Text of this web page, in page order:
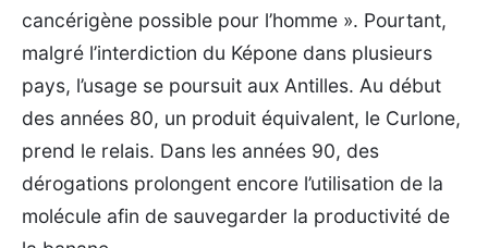
cancérigène possible pour l’homme ». Pourtant,
malgré l’interdiction du Képone dans plusieurs
pays, l’usage se poursuit aux Antilles. Au début
des années 80, un produit équivalent, le Curlone,
prend le relais. Dans les années 90, des
dérogations prolongent encore l’utilisation de la
molécule afin de sauvegarder la productivité de